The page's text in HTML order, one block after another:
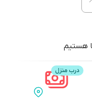
هستیم